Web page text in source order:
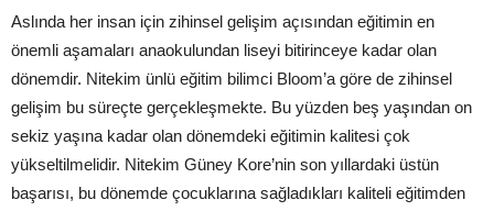
Aslında her insan için zihinsel gelişim açısından eğitimin en
önemli aşamaları anaokulundan liseyi bitirinceye kadar olan
dönemdir. Nitekim ünlü eğitim bilimci Bloom’a göre de zihinsel
gelişim bu süreçte gerçekleşmekte. Bu yüzden beş yaşından on
sekiz yaşına kadar olan dönemdeki eğitimin kalitesi çok
yükseltilmelidir. Nitekim Güney Kore’nin son yıllardaki üstün
başarısı, bu dönemde çocuklarına sağladıkları kaliteli eğitimden